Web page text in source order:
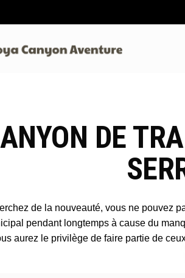
DE
de la nouveauté, vous ne pouvez
pendant longtemps à cause du
aurez le privilège de faire partie de